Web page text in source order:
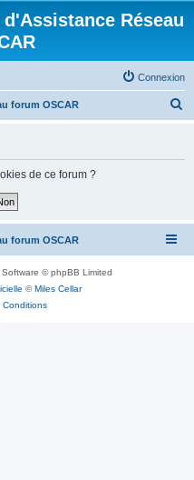
Réseau
Connexion
forum OSCAR
h
de ce forum ?
forum OSCAR
© phpBB Limited
©Miles Cellar
Conditions